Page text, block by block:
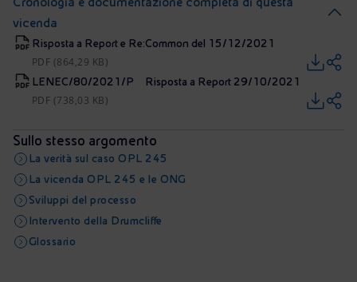
vicenda
Risposta a Report e Re:Common del 15/12/2021
PDF (864,29 KB)
LENEC/80/2021/P | Risposta a Report 29/10/2021
PDF (738,03 KB)
Sullo stesso argomento
La verità sul caso OPL 245
La vicenda OPL 245 e le ONG
Sviluppi del processo
Intervento della Drumcliffe
Glossario